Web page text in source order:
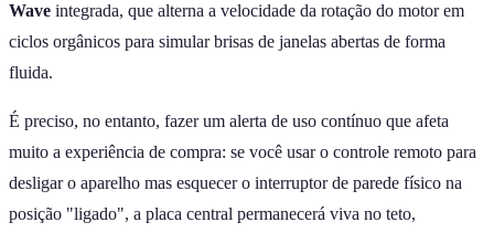
Wave integrada, que alterna a velocidade da rotação do motor em
ciclos orgânicos para simular brisas de janelas abertas de forma
fluida.
É preciso, no entanto, fazer um alerta de uso contínuo que afeta
muito a experiência de compra: se você usar o controle remoto para
desligar o aparelho mas esquecer o interruptor de parede físico na
posição "ligado", a placa central permanecerá viva no teto,